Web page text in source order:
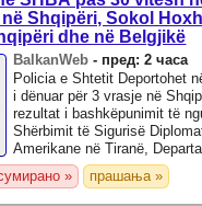
Shqipëri, Sokol
dhe në Belgjikë
BalkanWeb - пред: 2 часа
Policia e Shtetit Deportohet
i dënuar për 3 vrasje në
rezultat i bashkëpunimit të
Shërbimit të Sigurisë
Amerikane në Tiranë,
Kriminale/Njësisë së
» прашања »